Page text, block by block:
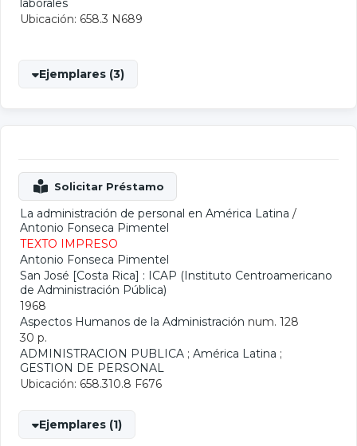
laborales
Ubicación: 658.3 N689
Ejemplares (3)
La administración de personal en América Latina /
Antonio Fonseca Pimentel
TEXTO IMPRESO
Antonio Fonseca Pimentel
San José [Costa Rica] : ICAP (Instituto Centroamericano
de Administración Pública)
1968
Aspectos Humanos de la Administración num. 128
30 p.
ADMINISTRACION PUBLICA ; América Latina ;
GESTION DE PERSONAL
Ubicación: 658.310.8 F676
Ejemplares (1)